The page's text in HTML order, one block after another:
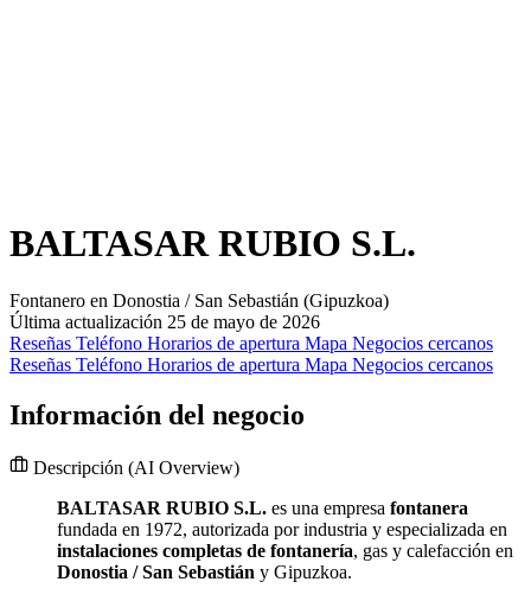
BALTASAR RUBIO S.L.
Fontanero en Donostia / San Sebastián (Gipuzkoa)
Última actualización 25 de mayo de 2026
Reseñas Teléfono Horarios de apertura Mapa Negocios cercanos
Reseñas Teléfono Horarios de apertura Mapa Negocios cercanos
Información del negocio
Descripción (AI Overview)
BALTASAR RUBIO S.L. es una empresa fontanera
fundada en 1972, autorizada por industria y especializada en
instalaciones completas de fontanería, gas y calefacción en
Donostia / San Sebastián y Gipuzkoa.